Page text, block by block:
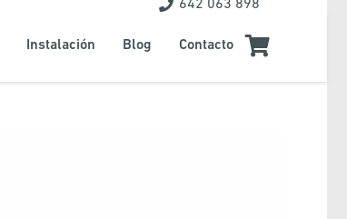
642 063 898
Instalación Blog Contacto